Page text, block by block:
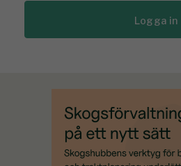
Logga in